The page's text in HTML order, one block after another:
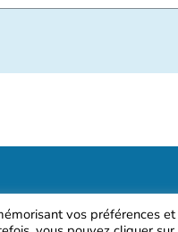
vos préférences